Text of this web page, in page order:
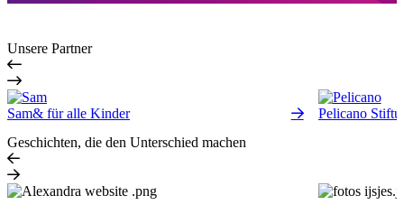
Unsere Partner
Sam& für alle Kinder
Pelicano
Geschichten, die den Unterschied machen